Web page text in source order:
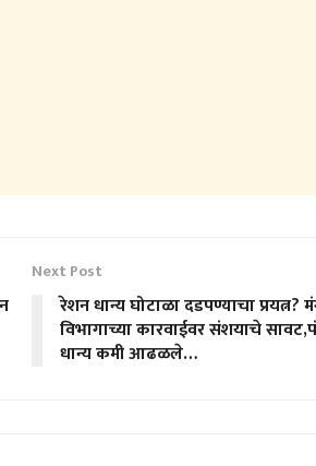
Next Post
रेशन धान्य घोटाळा दडपण्याचा
विभागाच्या कारवाईवर संशयाचे
धान्य कमी आढळले…